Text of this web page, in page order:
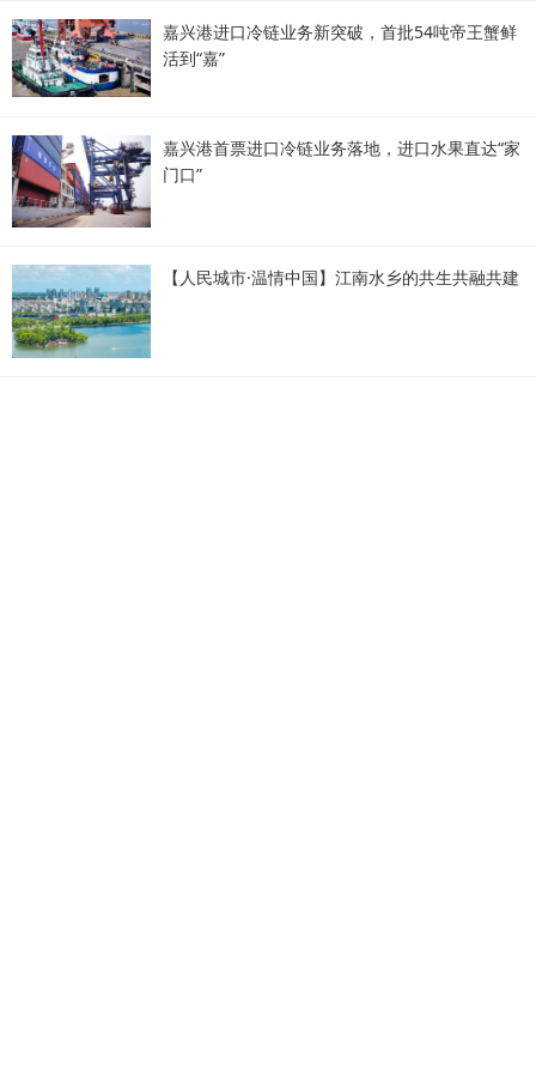
嘉兴港进口冷链业务新突破，首批54吨帝王蟹鲜
活到“嘉”
嘉兴港首票进口冷链业务落地，进口水果直达“家
门口”
【人民城市·温情中国】江南水乡的共生共融共建